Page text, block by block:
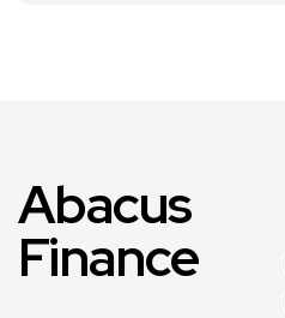
Abacus
Finance